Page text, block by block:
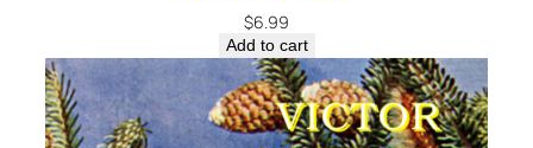
$6.99
Add to cart